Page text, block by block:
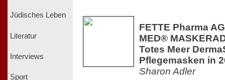
Jüdisches Leben
Literatur
Interviews
Sport
FETTE Pharma
MED®
Totes Meer
Pflegemasken in
Sharon Adler